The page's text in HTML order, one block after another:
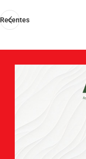
Recentes